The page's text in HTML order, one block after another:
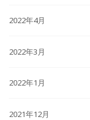
2022年4月
2022年3月
2022年1月
2021年12月